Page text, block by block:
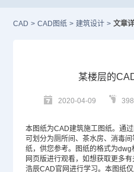
CAD > CAD图纸 > 建筑设计 > 文章
某楼层的
2020-04-09
本图纸为CAD建筑施工图纸。通
可划分为厕所间、茶水房、消毒
纸，供您参考。图纸的格式为
网页版进行观看，如想获取更多
浩辰CAD官网进行学习。本图纸